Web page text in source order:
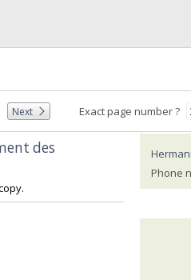
Next Exact page number ?
des
Phone